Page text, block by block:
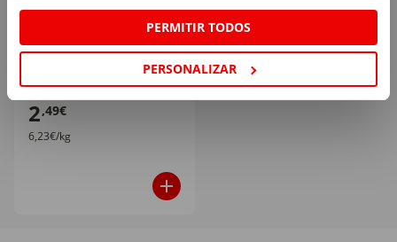
PERMITIR TODOS
PERSONALIZAR
Continente
2,49€
6,23€/kg